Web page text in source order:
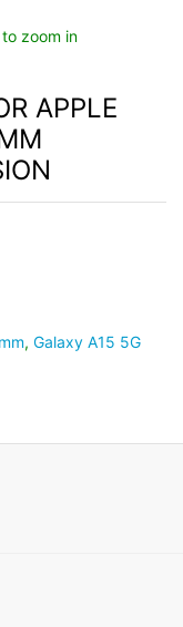
zoom in
APPLE
, Galaxy A15 5G